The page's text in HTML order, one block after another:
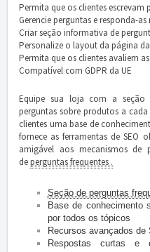
Permita que os clientes
Gerencie perguntas e responda-
Criar seção informativa de
Personalize o layout da página
Permita que os clientes avaliem
Compatível com GDPR da UE
Equipe sua loja com a seção
perguntas sobre produtos a
clientes uma base de
fornece as ferramentas de SEO
amigável aos mecanismos
deperguntas frequentes .
Seção de perguntas
Base de conhecimento
por todos os tópicos
Recursos avançados de
Respostas curtas e